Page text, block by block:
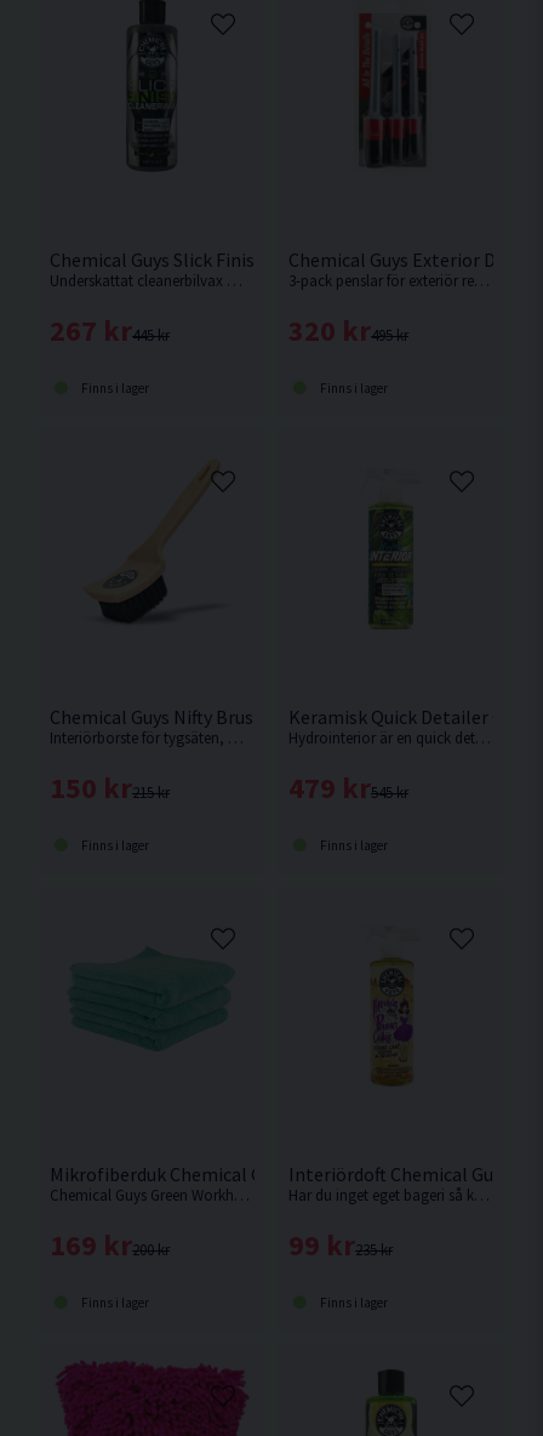
Chemical Guys Slick Finish Cleaner Wax 473ml Rengörande
Underskattat cleanerbilvax med brasiliansk carnauba vilket ger en underbar glans och ett bra skydd. 284 288
445 kr
267 kr
Finns i lager
Chemical Guys Exterior
3-pack penslar för exteriör rengöring från Chemical Guys
495 kr
320 kr
Finns i lager
Chemical Guys Nifty Brush Interiörborste
Interiörborste för tygsäten, mattor etc från Chemical Guys.
215 kr
150 kr
Finns i lager
Keramisk Quick Detailer
Hydrointerior är en quick detailer med keramiskt innehåll för insidan av ditt fordon.
545 kr
479 kr
Finns i lager
Mikrofiberduk Chemical Guys Workhorse Grön 3-pack
Chemical Guys Green Workhorse är det perfekta verktyget vid rengöring och skydd av alla fordons yttre och inre delar.
200 kr
169 kr
Finns i lager
Interiördoft Chemical Guys
Har du inget eget bageri så kan du blunda o spraya ljuvlig nygräddad doft av sockerkaka överallt.
235 kr
99 kr
Finns i lager